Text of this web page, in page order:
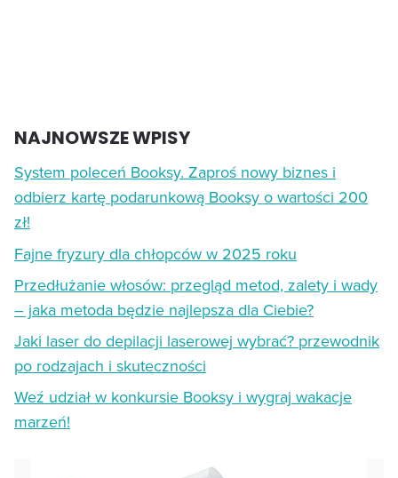
NAJNOWSZE WPISY
System poleceń Booksy. Zaproś nowy biznes i
odbierz kartę podarunkową Booksy o wartości 200
zł!
Fajne fryzury dla chłopców w 2025 roku
Przedłużanie włosów: przegląd metod, zalety i wady
– jaka metoda będzie najlepsza dla Ciebie?
Jaki laser do depilacji laserowej wybrać? przewodnik
po rodzajach i skuteczności
Weź udział w konkursie Booksy i wygraj wakacje
marzeń!